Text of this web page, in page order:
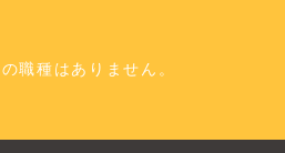
職種はありません。